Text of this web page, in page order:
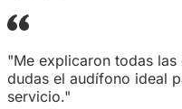
"Me explicaron todas
dudas el audífono ideal
servicio."